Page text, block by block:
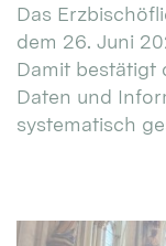
Das
dem 26. Juni
Damit bestätigt
Daten und
systematisch